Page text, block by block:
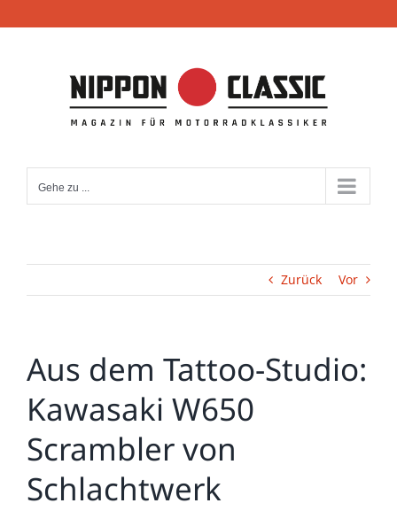
Inhalt
Gehe zu ...
Zurück Vor
Aus dem Tattoo-Studio:
Kawasaki W650
Scrambler von
Schlachtwerk